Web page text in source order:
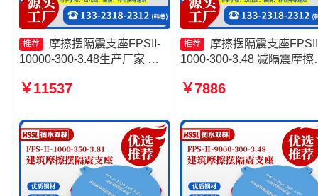
推荐
摩擦摆隔震支座FPSII-
10000-300-3.48生产厂家 摩
300-3.48 摩擦摆隔震支座
家 FPS支座厂家
￥11537
推荐
摩擦摆隔震支座
1000-300-3.48 减隔震摩擦
FPSII-3000-400-4.11源头
￥7886